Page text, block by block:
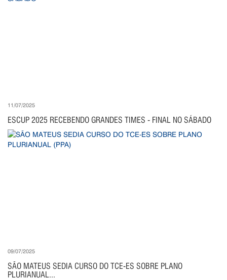
11/07/2025
ESCUP 2025 RECEBENDO GRANDES TIMES - FINAL NO SÁBADO
09/07/2025
SÃO MATEUS SEDIA CURSO DO TCE-ES SOBRE PLANO
PLURIANUAL...